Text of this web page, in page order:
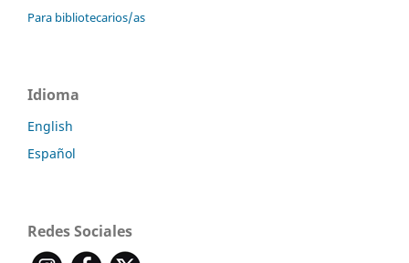
Para bibliotecarios/as
Idioma
English
Español
Redes Sociales